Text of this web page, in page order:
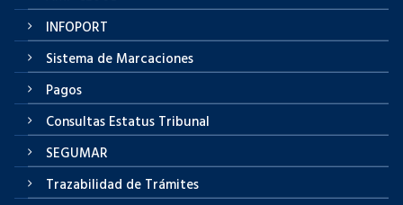
INFOPORT
Sistema de Marcaciones
Pagos
Consultas Estatus Tribunal
SEGUMAR
Trazabilidad de Trámites